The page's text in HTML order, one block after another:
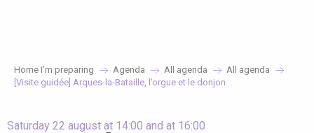
Home I’m preparing Agenda All agenda
All agenda
[Visite guidée] Arques-la-Bataille, l’orgue et le donjon
Saturday 22 august at 14:00 and at 16:00